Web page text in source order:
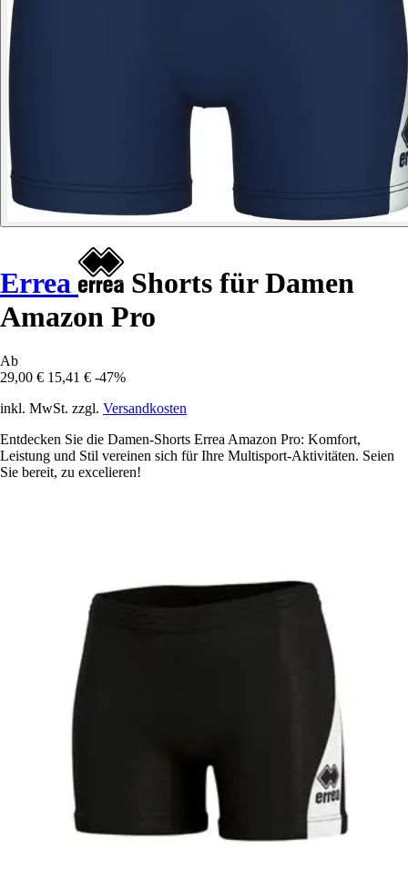
Errea
Shorts für Damen
Amazon Pro
Ab
29,00 € 15,41 € -47%
inkl. MwSt. zzgl. Versandkosten
Entdecken Sie die Damen-Shorts Errea Amazon Pro: Komfort,
Leistung und Stil vereinen sich für Ihre Multisport-Aktivitäten. Seien
Sie bereit, zu excelieren!